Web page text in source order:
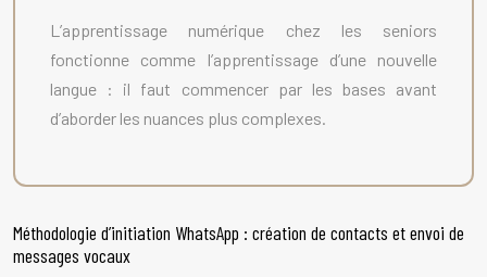
L’apprentissage numérique chez les seniors
fonctionne comme l’apprentissage d’une nouvelle
langue : il faut commencer par les bases avant
d’aborder les nuances plus complexes.
Méthodologie d’initiation WhatsApp : création de contacts et envoi de
messages vocaux